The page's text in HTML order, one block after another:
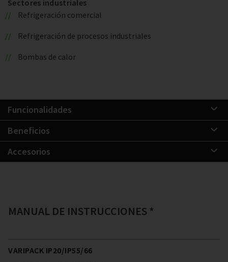
Sectores industriales
Refrigeración comercial
Refrigeración de procesos industriales
Bombas de calor
Funcionalidades
Beneficios
Accesorios
MANUAL DE INSTRUCCIONES *
VARIPACK IP20/IP55/66